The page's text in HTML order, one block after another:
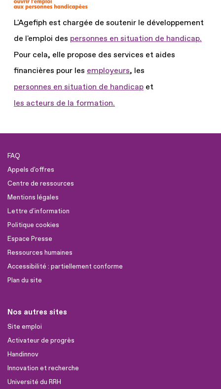
L'Agefiph est chargée de soutenir le développement
de l'emploi des personnes en situation de handicap.
Pour cela, elle propose des services et aides
financières pour les employeurs, les
personnes en situation de handicap et
les acteurs de la formation.
FAQ
Appels d'offres
Centre de ressources
Mentions légales
Lettre d'information
Politique cookies
Espace Presse
Ressources humaines
Accessibilité : partiellement conforme
Plan du site
Nos autres sites
Site emploi
Activateur de progrès
Handinnov
Innovation et recherche
Université du RRH